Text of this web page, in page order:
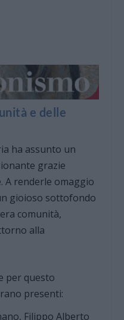
e delle
ha assunto un
grazie
A renderle omaggio
gioioso sottofondo
comunità,
alla
per questo
presenti:
Filippo Alberto